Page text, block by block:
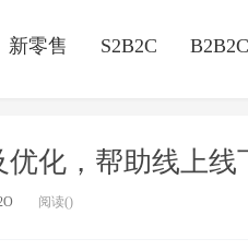
新零售 S2B2C B2B2C
化，帮助线上线
阅读()